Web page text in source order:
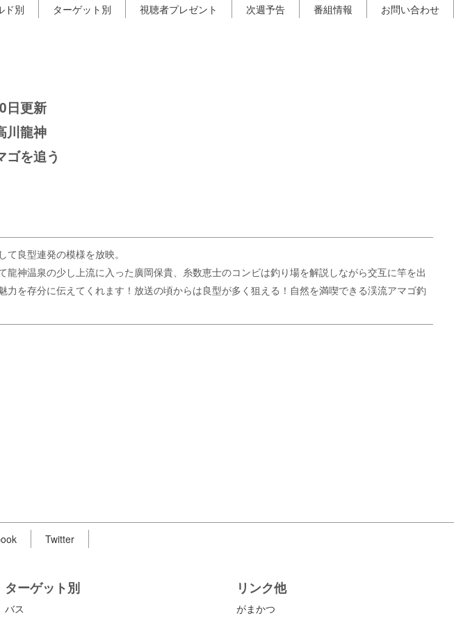
ド別 ターゲット別 視聴者プレゼント 次週予告 番組情報 お問い合わせ
日更新
川龍神
ゴを追う
良型連発の模様を放映。
神温泉の少し上流に入った廣岡保貴、糸数恵士のコンビは釣り場を解説しながら交互に竿を出
を存分に伝えてくれます！放送の頃からは良型が多く狙える！自然を満喫できる渓流アマゴ釣
Twitter
ターゲット別
バス
リンク他
がまかつ